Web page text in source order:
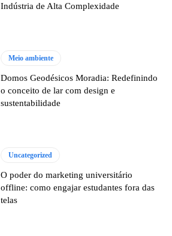
Indústria de Alta Complexidade
Meio ambiente
Domos Geodésicos Moradia: Redefinindo
o conceito de lar com design e
sustentabilidade
Uncategorized
O poder do marketing universitário
offline: como engajar estudantes fora das
telas